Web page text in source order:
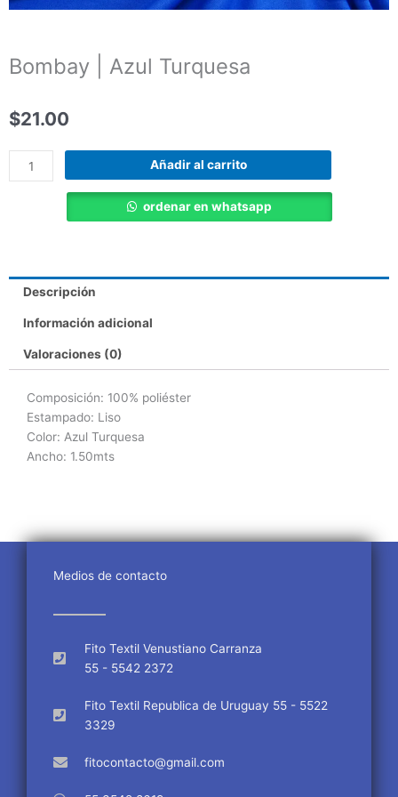
Bombay | Azul Turquesa
$21.00
Bombay
|
Añadir al carrito
ordenar en whatsapp
Descripción
Información adicional
Valoraciones (0)
Composición: 100% poliéster
Estampado: Liso
Color: Azul Turquesa
Ancho: 1.50mts
Medios de contacto
Fito Textil Venustiano Carranza
55 - 5542 2372
Fito Textil Republica de Uruguay 55 - 5522
3329
fitocontacto@gmail.com